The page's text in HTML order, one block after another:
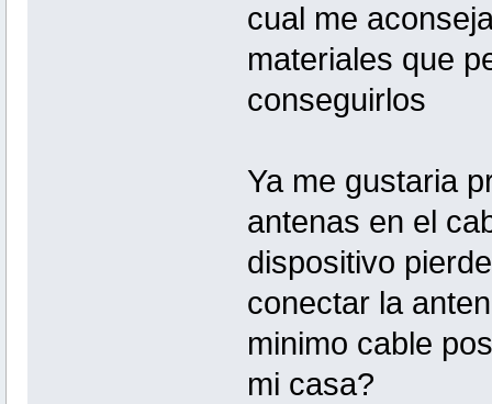
cual me
materiales que
conseguirlos
Ya me gustaria
antenas en el
dispositivo
conectar la
minimo cable
mi casa?